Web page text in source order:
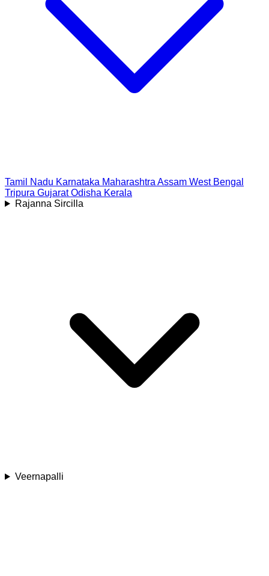
Tamil Nadu Karnataka Maharashtra Assam West Bengal
Tripura Gujarat Odisha Kerala
Rajanna Sircilla
Veernapalli